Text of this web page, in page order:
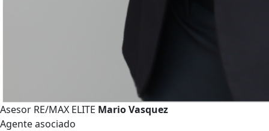
Asesor RE/MAX ELITE Mario Vasquez
Agente asociado